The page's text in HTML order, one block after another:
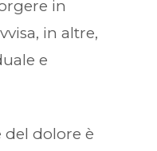
in
in altre,
e
del dolore è